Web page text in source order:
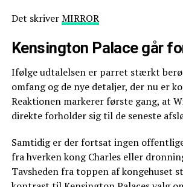
Det skriverMIRROR
Kensington Palace går
Ifølge udtalelsen er parret stærkt
omfang og de nye detaljer, der nu er
Reaktionen markerer første gang, at
direkte forholder sig til de seneste
Samtidig er der fortsat ingen
fra hverken kong Charles eller
Tavsheden fra toppen af kongehuset